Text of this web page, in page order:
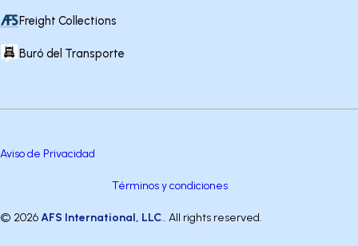
Freight Collections
Buró del Transporte
© 2026AFS International, LLC.. All rights reserved.
Términos y condiciones
Aviso de Privacidad